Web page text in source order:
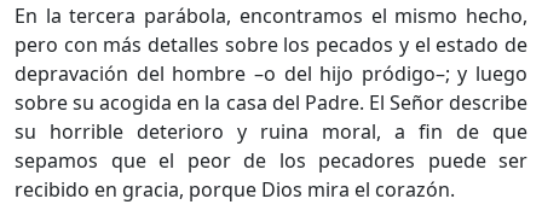
En la tercera parábola, encontramos el mismo hecho,
pero con más detalles sobre los pecados y el estado de
depravación del hombre –o del hijo pródigo–; y luego
sobre su acogida en la casa del Padre. El Señor describe
su horrible deterioro y ruina moral, a fin de que
sepamos que el peor de los pecadores puede ser
recibido en gracia, porque Dios mira el corazón.